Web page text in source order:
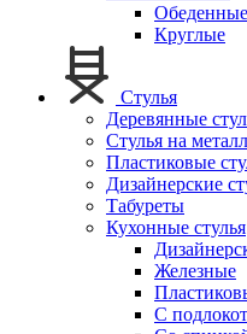
Обеденные
Круглые
Стулья
Деревянные
Стулья на
Пластиковые
Дизайнерские
Табуреты
Кухонные стулья
Железные
С